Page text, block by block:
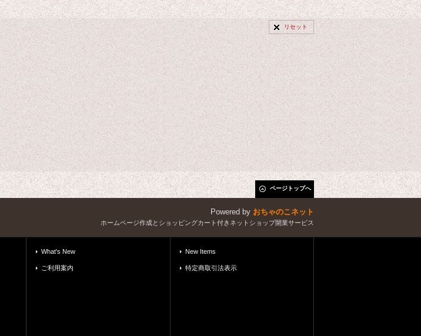
リセット
ページトップへ
Powered by おちゃのこネット
ホームページ作成とショッピングカート付きネットショップ開業サービス
What's New
ご利用案内
New Items
特定商取引法表示